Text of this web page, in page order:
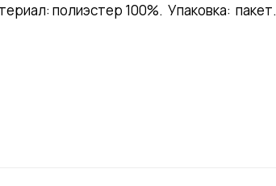
полиэстер 100%. Упаковка: пакет.